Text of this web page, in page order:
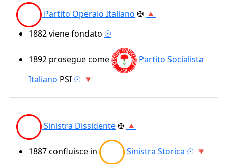
Partito Operaio Italiano ✠ 🔺
1882viene fondato ☉
1892 prosegue come
Partito Socialista
Italiano PSI ☉ 🔻
Sinistra Dissidente✠ 🔺
1887confluisce in Sinistra Storica ☉ 🔻